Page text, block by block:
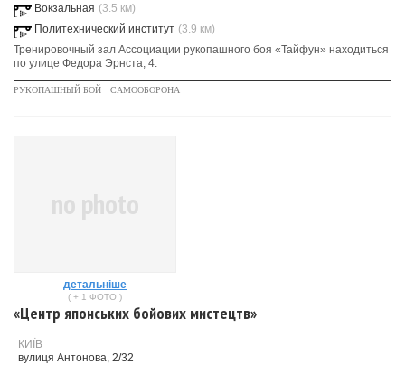
Вокзальная (3.5 км)
Политехнический институт (3.9 км)
Тренировочный зал Ассоциации рукопашного боя «Тайфун» находиться
по улице Федора Эрнста, 4.
РУКОПАШНЫЙ БОЙ САМООБОРОНА
no photo
детальніше
( + 1 ФОТО )
«Центр японських бойових мистецтв»
КИЇВ
вулиця Антонова, 2/32